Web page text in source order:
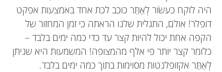
היה לוקח כעשׂור לְאַתֵּר כוכב לכת אחד באמצעות אפקט
דופלר! אולם, התגלית שלנו הראתה כי זמן המחזור של
הקפה אחת יכול להיות קצר עד כדי כמה ימים בלבד –
כלומר קצר יותר פי אלף מהמצופה! המשמעות היא שניתן
לְאַתֵּר אקזופלנטות מסוימות בתוך כמה ימים בלבד.